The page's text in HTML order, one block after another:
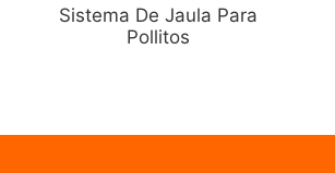
Sistema De Jaula Para
Pollitos